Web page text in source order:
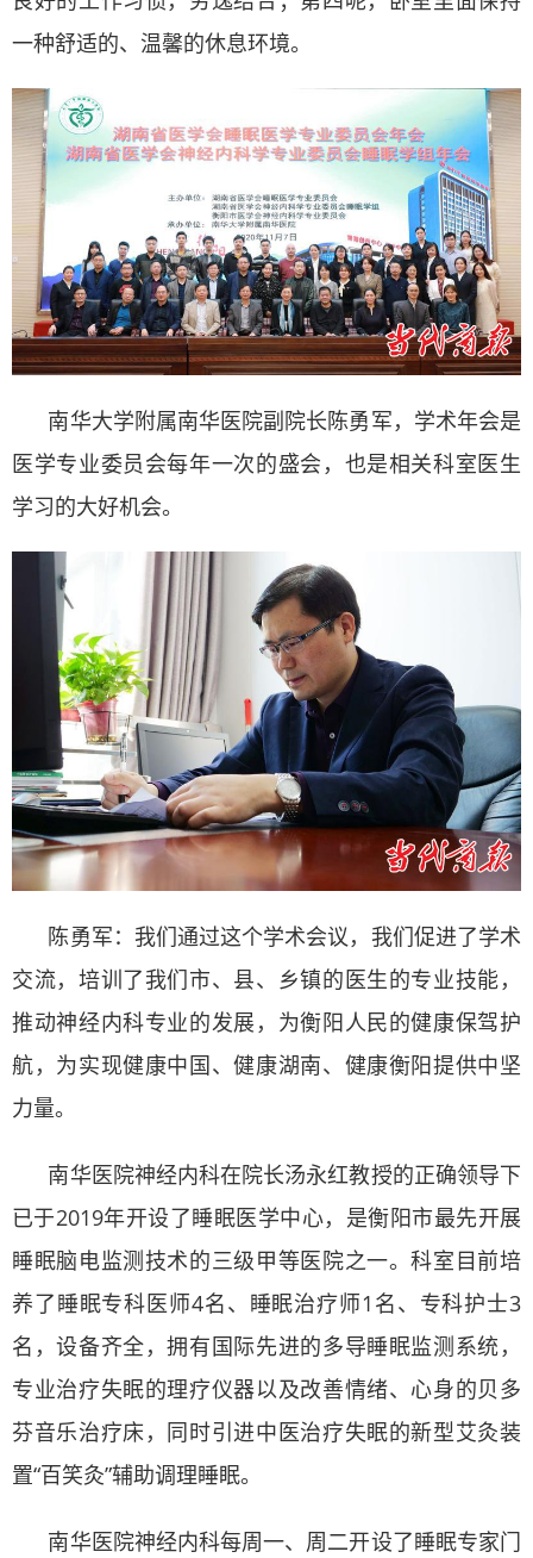
一种舒适的、温馨的休息环境。
南华大学附属南华医院副院长陈勇军，学术年会是
医学专业委员会每年一次的盛会，也是相关科室医生
学习的大好机会。
陈勇军：我们通过这个学术会议，我们促进了学术
交流，培训了我们市、县、乡镇的医生的专业技能，
推动神经内科专业的发展，为衡阳人民的健康保驾护
航，为实现健康中国、健康湖南、健康衡阳提供中坚
力量。
南华医院神经内科在院长汤永红教授的正确领导下
已于2019年开设了睡眠医学中心，是衡阳市最先开展
睡眠脑电监测技术的三级甲等医院之一。科室目前培
养了睡眠专科医师4名、睡眠治疗师1名、专科护士3
名，设备齐全，拥有国际先进的多导睡眠监测系统，
专业治疗失眠的理疗仪器以及改善情绪、心身的贝多
芬音乐治疗床，同时引进中医治疗失眠的新型艾灸装
置“百笑灸”辅助调理睡眠。
南华医院神经内科每周一、周二开设了睡眠专家门